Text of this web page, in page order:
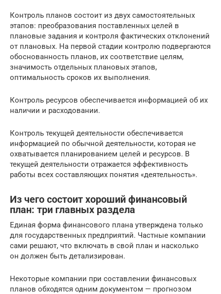
Контроль планов состоит из двух самостоятельных
этапов: преобразования поставленных целей в
плановые задания и контроля фактических отклонений
от плановых. На первой стадии контролю подвергаются
обоснованность планов, их соответствие целям,
значимость отдельных плановых этапов,
оптимальность сроков их выполнения.
Контроль ресурсов обеспечивается информацией об их
наличии и расходовании.
Контроль текущей деятельности обеспечивается
информацией по обычной деятельности, которая не
охватывается планированием целей и ресурсов. В
текущей деятельности отражается эффективность
работы всех составляющих понятия «деятельность».
Из чего состоит хороший финансовый
план: три главных раздела
Единая форма финансового плана утверждена только
для государственных предприятий. Частные компании
сами решают, что включать в свой план и насколько
он должен быть детализирован.
Некоторые компании при составлении финансовых
планов обходятся одним документом — прогнозом